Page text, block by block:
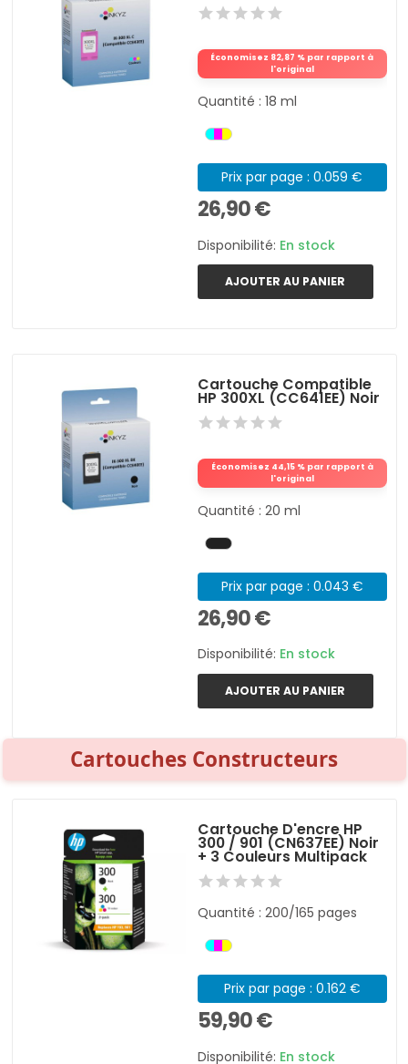
Économisez 82,87 % par rapport à
l'original
Quantité : 18 ml
Prix par page : 0.059 €
26,90 €
Disponibilité: En stock
AJOUTER AU PANIER
Cartouche Compatible
HP 300XL (CC641EE) Noir
Économisez 44,15 % par rapport à
l'original
Quantité : 20 ml
Prix par page : 0.043 €
26,90 €
Disponibilité: En stock
AJOUTER AU PANIER
Cartouches Constructeurs
Cartouche D'encre HP
300 / 901 (CN637EE) Noir
+ 3 Couleurs Multipack
Quantité : 200/165 pages
Prix par page : 0.162 €
59,90 €
Disponibilité: En stock